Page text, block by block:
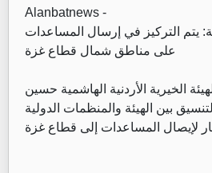
Alanbatnews -
يتم التركيز في إرسال المساعدات
على مناطق شمال قطاع غزة
الخيرية الأردنية الهاشمية حسين
بين الهيئة والمنظمات الدولية